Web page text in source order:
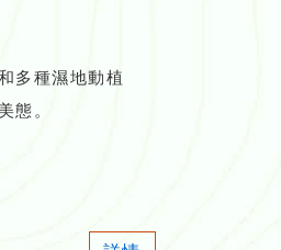
多種濕地動植
態。